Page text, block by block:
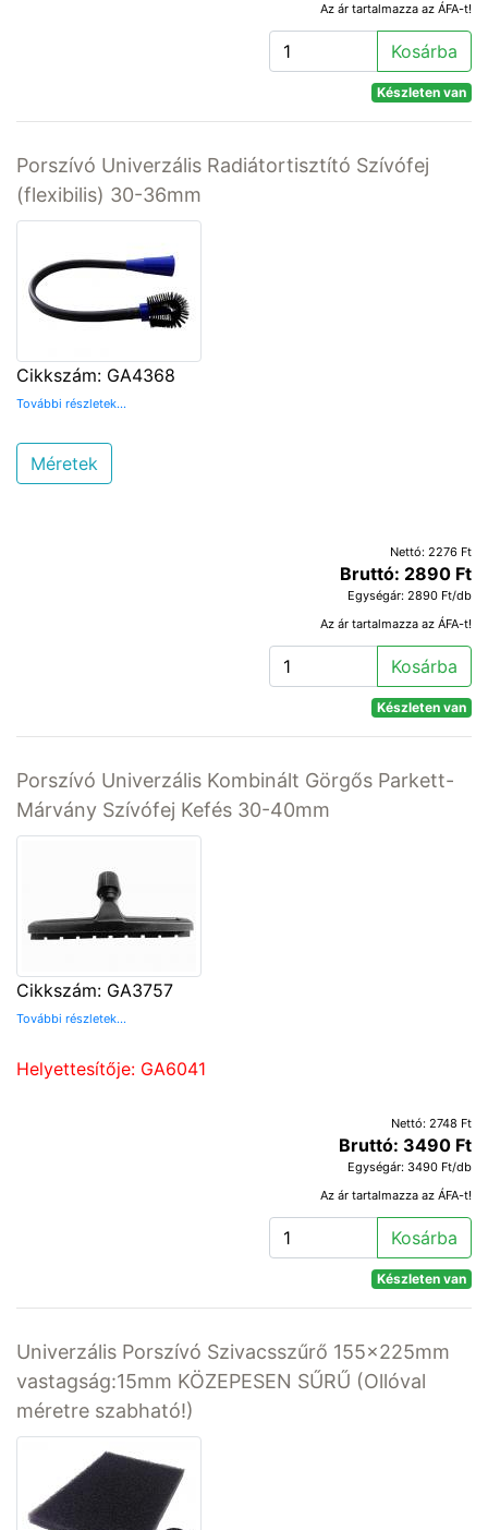
Az ár tartalmazza az ÁFA-t!
Kosárba
Készleten van
Porszívó Univerzális Radiátortisztító Szívófej
(flexibilis) 30-36mm
Cikkszám: GA4368
További részletek...
Méretek
Nettó: 2276 Ft
Bruttó: 2890 Ft
Egységár: 2890 Ft/db
Az ár tartalmazza az ÁFA-t!
Kosárba
Készleten van
Porszívó Univerzális Kombinált Görgős Parkett-
Márvány Szívófej Kefés 30-40mm
Cikkszám: GA3757
További részletek...
Helyettesítője: GA6041
Nettó: 2748 Ft
Bruttó: 3490 Ft
Egységár: 3490 Ft/db
Az ár tartalmazza az ÁFA-t!
Kosárba
Készleten van
Univerzális Porszívó Szivacsszűrő 155x225mm
vastagság:15mm KÖZEPESEN SŰRŰ (Ollóval
méretre szabható!)